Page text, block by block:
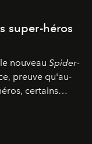
super-héros
nouveau Spider-
preuve qu'au-
certains
ferveur intacte.